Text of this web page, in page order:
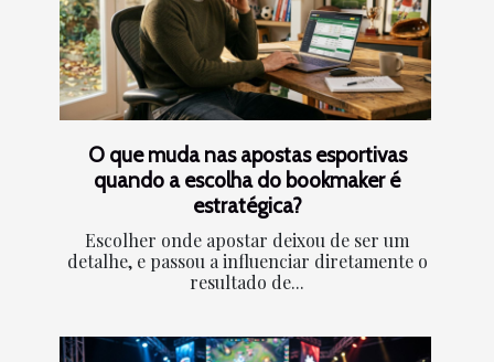
O que muda nas apostas esportivas
quando a escolha do bookmaker é
estratégica?
Escolher onde apostar deixou de ser um
detalhe, e passou a influenciar diretamente o
resultado de...